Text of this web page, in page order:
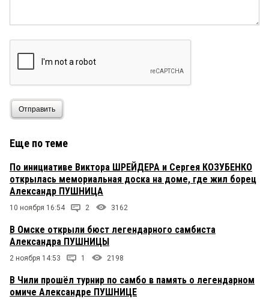
Отправить
Еще по теме
По инициативе Виктора ШРЕЙДЕРА и Сергея КОЗУБЕНКО
открылась мемориальная доска на доме, где жил борец
Александр ПУШНИЦА
10 ноября 16:54 2 3162
В Омске открыли бюст легендарного самбиста
Александра ПУШНИЦЫ
2 ноября 14:53 1 2198
В Чили прошёл турнир по самбо в память о легендарном
омиче Александре ПУШНИЦЕ